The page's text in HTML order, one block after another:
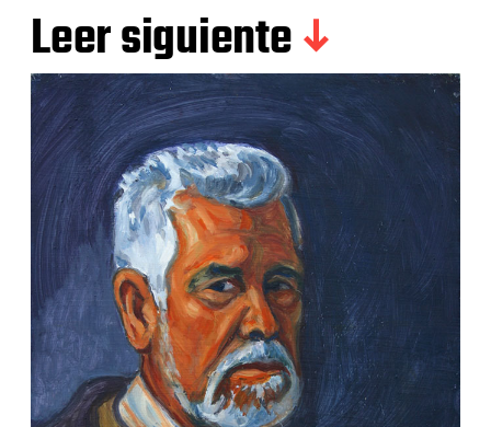
Leer siguiente